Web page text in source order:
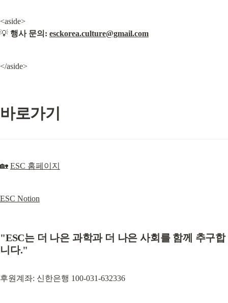
<aside>
💡 행사 문의: esckorea.culture@gmail.com
</aside>
바로가기
🏡 ESC 홈페이지
ESC Notion
"ESC는 더 나은 과학과 더 나은 사회를 함께 추구합
니다."
후원계좌: 신한은행 100-031-632336